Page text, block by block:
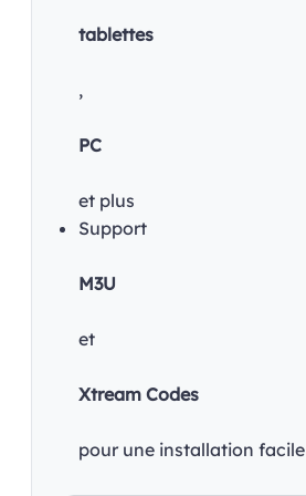
tablettes
,
PC
et plus
Support
M3U
et
Xtream Codes
pour une installation facile